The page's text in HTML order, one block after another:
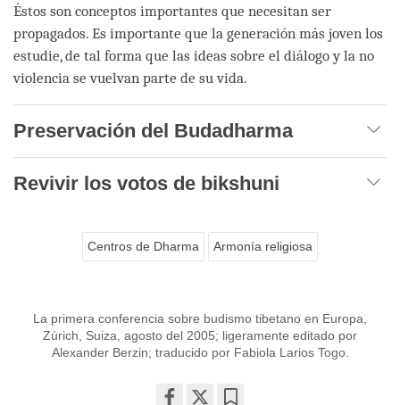
Éstos son conceptos importantes que necesitan ser
propagados. Es importante que la generación más joven los
estudie, de tal forma que las ideas sobre el diálogo y la no
violencia se vuelvan parte de su vida.
Preservación del Budadharma
Revivir los votos de bikshuni
Centros de Dharma Armonía religiosa
La primera conferencia sobre budismo tibetano en Europa,
Zúrich, Suiza, agosto del 2005; ligeramente editado por
Alexander Berzin; traducido por Fabiola Larios Togo.